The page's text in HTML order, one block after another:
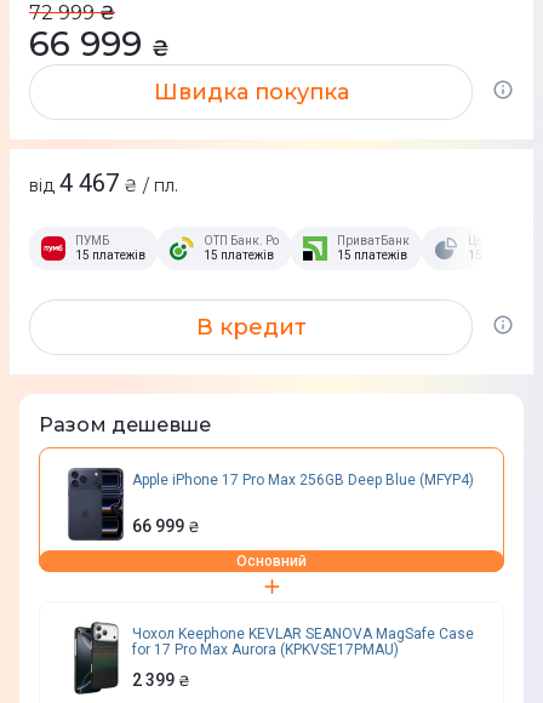
72 999 ₴
66 999 ₴
Швидка покупка
від 4 467 ₴ / пл.
ПУМБ
15 платежів
ОТП Банк. Розстрочка Скибочка.
15 платежів
ПриватБанк
15 платежів
15 платежів
В кредит
Разом дешевше
Apple iPhone 17 Pro Max 256GB Deep Blue (MFYP4)
66 999 ₴
Основний
Чохол Keephone KEVLAR SEANOVA MagSafe Case
for 17 Pro Max Aurora (KPKVSE17PMAU)
2 399 ₴